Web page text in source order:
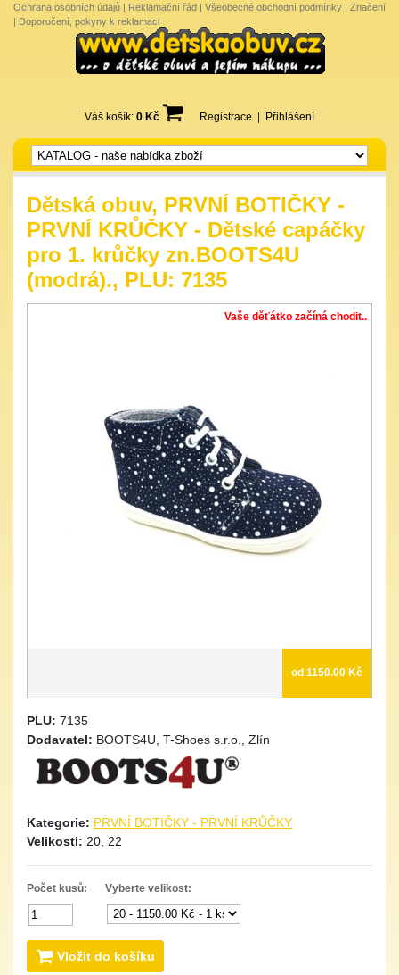
Ochrana osobních údajů | Reklamační řád | Všeobecné obchodní podmínky | Značení
| Doporučení, pokyny k reklamaci
Váš košík: 0 Kč Registrace Přihlášení
Dětská obuv, PRVNÍ BOTIČKY -
PRVNÍ KRŮČKY - Dětské capáčky
pro 1. krůčky zn.BOOTS4U
(modrá)., PLU: 7135
Vaše děťátko začíná chodit..
od 1150.00 Kč
PLU: 7135
Dodavatel: BOOTS4U, T-Shoes s.r.o., Zlín
Kategorie: PRVNÍ BOTIČKY - PRVNÍ KRŮČKY
Velikosti: 20, 22
Počet kusů: Vyberte velikost:
Vložit do košíku